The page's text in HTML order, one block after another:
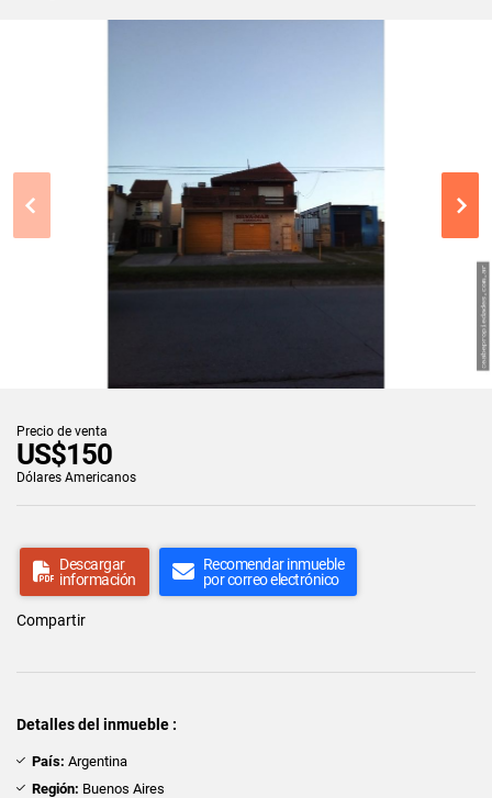
Precio de venta
US$150
Dólares Americanos
Descargar
información
Recomendar inmueble
por correo electrónico
Compartir
Detalles del inmueble :
País: Argentina
Región: Buenos Aires